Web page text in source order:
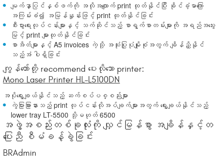
မျက်နှာပြင်နှစ်ဖက်ကို အလိုအလျောက် print ထုတ်နိုင်ပြီး ခိုင်ခံ့မာကြော
အကြမ်းခံ၍ အမြန်နှုန်းဖြင့် print ထုတ်နိုင်ခြင်း
စီးပွားရေးလုပ်ငန်းများနှင့် သက်ဆိုင်သည့် စာရွက်စာတမ်းများကို အရည်အသွေး
မြင့် print များထုတ်နိုင်ခြင်း
စာအိတ်များနှင့် A5 invoices ကဲ့သို့ အသုံးပြုပုံမျိုးစုံအတွက် ချိန်ညှိနိုင်
သည့်အံ ပါရှိခြင်း
ကျွန်တော်တို့ recommend ပေးလိုသော printer:
Mono Laser Printer HL-L5100DN
အပိုရွေးချယ်နိုင်သည့် ဆက်စပ်ပစ္စည်းများ
ကွဲပြားခြားနားသည့် print လုပ်ငန်းလိုအပ်ချက်များအတွက် ရွေးချယ်နိုင်သည့်
lower tray LT-5500 သို့မဟုတ် 6500
အဖွဲ့အစည်းတစ်ခုလုံးကို လျှင်မြန်စွာ အချိန်နှင့်တ
ပြေးညီ စီမံခန့်ခွဲခြင်း
BRAdmin